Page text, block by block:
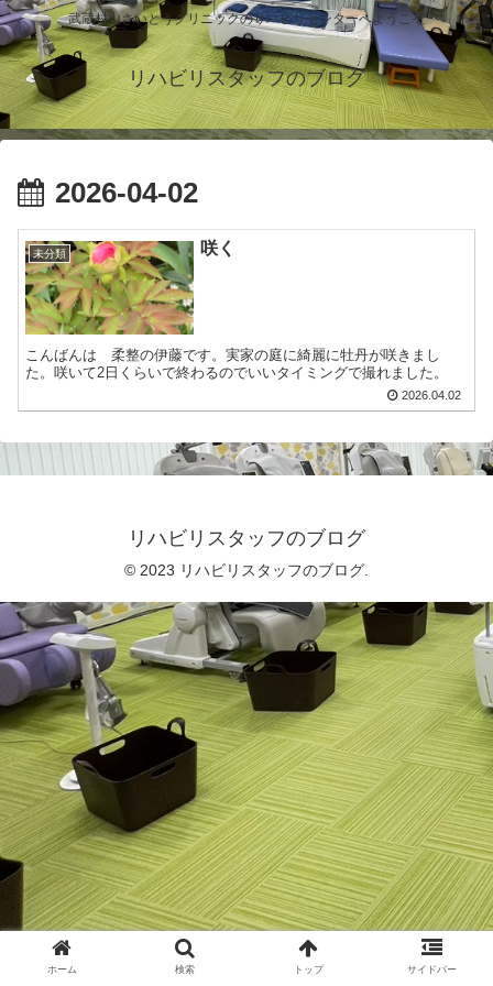
武蔵村山さいとうクリニックのリハビリセンターへようこそ
リハビリスタッフのブログ
2026-04-02
未分類 咲く
こんばんは 柔整の伊藤です。実家の庭に綺麗に牡丹が咲きまし
た。咲いて2日くらいで終わるのでいいタイミングで撮れました。
2026.04.02
リハビリスタッフのブログ
© 2023 リハビリスタッフのブログ.
ホーム 検索 トップ サイドバー